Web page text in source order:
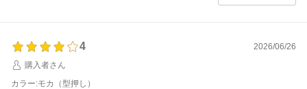
送付先変更の件もスムーズに対応でき、お役に立てたことを嬉しく思い
ございました！4
2026/06/26
購入者さん
カラー:モカ（型押し）